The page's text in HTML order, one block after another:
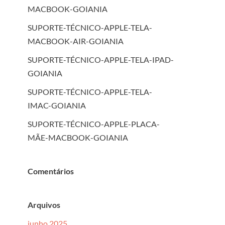
MACBOOK-GOIANIA
SUPORTE-TÉCNICO-APPLE-TELA-
MACBOOK-AIR-GOIANIA
SUPORTE-TÉCNICO-APPLE-TELA-IPAD-
GOIANIA
SUPORTE-TÉCNICO-APPLE-TELA-
IMAC-GOIANIA
SUPORTE-TÉCNICO-APPLE-PLACA-
MÃE-MACBOOK-GOIANIA
Comentários
Arquivos